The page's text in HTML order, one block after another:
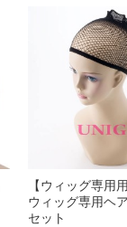
【ウィッグ専用
ウィッグ専用ヘ
セット